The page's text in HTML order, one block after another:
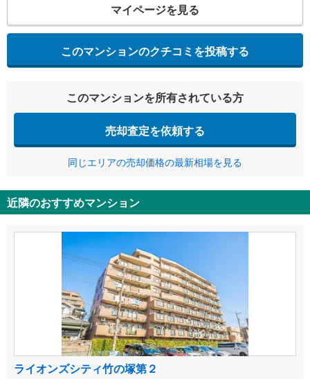
マイページを見る
このマンションのクチコミを投稿する
このマンションを所有されている方
売却査定を依頼する
同じエリアの売却価格の最新相場を見る
近隣のおすすめマンション
ライオンズシティ竹の塚第２